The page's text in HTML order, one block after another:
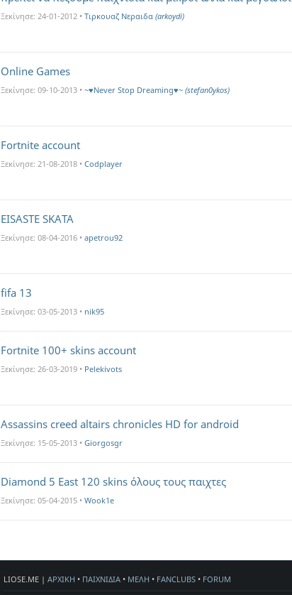
Ξεκίνησε: 24-01-2012 • Τιρκουαζ Νεραιδα (arkoydi)
Online Games
Ξεκίνησε: 09-10-2013 • ~♥Never Stop Dreaming♥~ (stefan0ykos)
Fortnite account
Ξεκίνησε: 21-08-2018 • Codplayer
EISASTE SKATA
Ξεκίνησε: 08-04-2016 • apetrou92
fifa 13
Ξεκίνησε: 03-05-2013 • nik95
Fortnite 100+ skins account
Ξεκίνησε: 26-03-2019 • Pelekivots
Assassins creed altairs chronicles HD for android
Ξεκίνησε: 15-05-2013 • Giorgosgr
Diamond 5 East 120 skins όλους τους παιχτες
Ξεκίνησε: 05-04-2015 • Wook1e
LIOSE.ME | ΑΡΧΙΚΗ • ΠΑΙΧΝΙΔΙΑ • ΜΕΛΗ • FANCLUBS • FORUM